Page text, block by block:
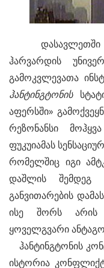
დასავლეთში
ჰარვარდის
გამოკვლევათა
ჰანტინგტონის
აფერსში»
რეზონანსი
ფუკუიამას
რომელშიც იგი
დაშლის შემდეგ
განვითარების
ისე შორს არის
ყოველგვარი
ჰანტინგტონის
ისტორია